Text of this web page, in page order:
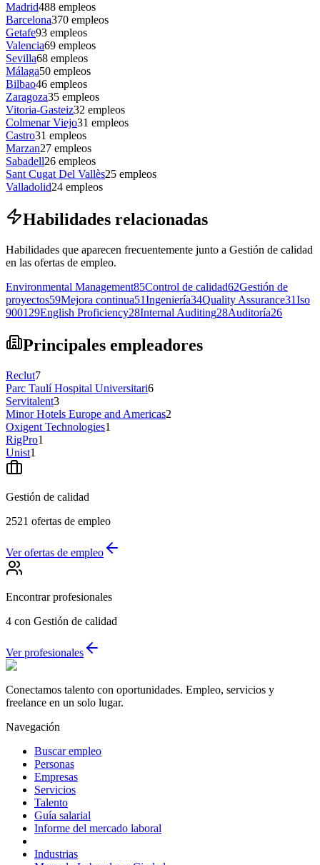
Madrid488 empleos
Barcelona370 empleos
Getafe93 empleos
Valencia69 empleos
Sevilla68 empleos
Málaga50 empleos
Bilbao46 empleos
Zaragoza35 empleos
Vitoria-Gasteiz32 empleos
Colmenar Viejo31 empleos
Castro31 empleos
Marzan27 empleos
Sabadell26 empleos
Sant Cugat Del Vallès25 empleos
Valladolid24 empleos
Habilidades relacionadas
Habilidades que aparecen frecuentemente junto a Gestión de calidad
en las ofertas de empleo.
Environmental Management85Control de calidad62Gestión de
proyectos59Mejora continua51Ingeniería34Quality Assurance31Iso
9001 29English Proficiency28Internal Auditing28Auditoría26
Principales empleadores
Reclut7
Parc Taulí Hospital Universitari6
Servitalent3
Minor Hotels Europe and Americas2
Oxigent Technologies1
RigPro1
Unist1
Gestión de calidad
2521 ofertas de empleo
Ver ofertas de empleo
Encontrar profesionales
4 con Gestión de calidad
Ver profesionales
Conectamos talento con oportunidades. Empleo, servicios y
freelance en un solo lugar.
Navegación
Buscar empleo
Personas
Empresas
Servicios
Talento
Guía salarial
Informe del mercado laboral
Industrias